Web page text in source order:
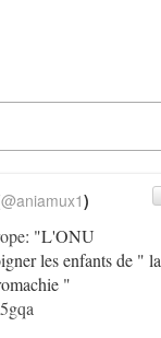
: "L'ONU
les enfants de " la
"
@aniamux1)